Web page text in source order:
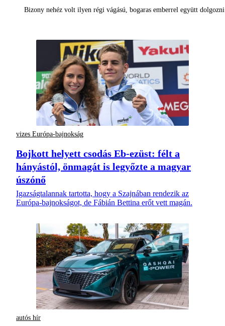
Bizony nehéz volt ilyen régi vágású, bogaras emberrel együtt
vizes Európa-bajnokság
Bojkott helyett csodás Eb-ezüst: félt a
hányástól, önmagát is legyőzte a magyar
úszónő
Igazságtalannak tartotta, hogy a Szajnában rendezik az
Európa-bajnokságot, de Fábián Bettina erőt vett magán.
autós hír